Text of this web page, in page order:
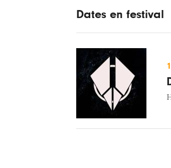
Dates en festival